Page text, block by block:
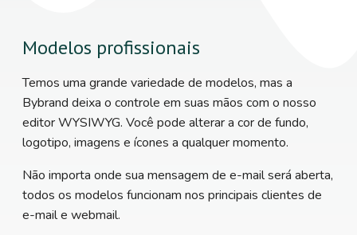
Modelos profissionais
Temos uma grande variedade de modelos, mas a
Bybrand deixa o controle em suas mãos com o nosso
editor WYSIWYG. Você pode alterar a cor de fundo,
logotipo, imagens e ícones a qualquer momento.
Não importa onde sua mensagem de e-mail será aberta,
todos os modelos funcionam nos principais clientes de
e-mail e webmail.